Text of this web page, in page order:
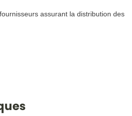
assurant la distribution des